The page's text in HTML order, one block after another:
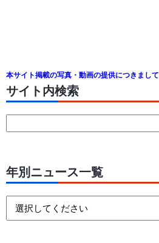
本サイト掲載の写真・動画の提供につきまして
サイト内検索
年別ニュース一覧